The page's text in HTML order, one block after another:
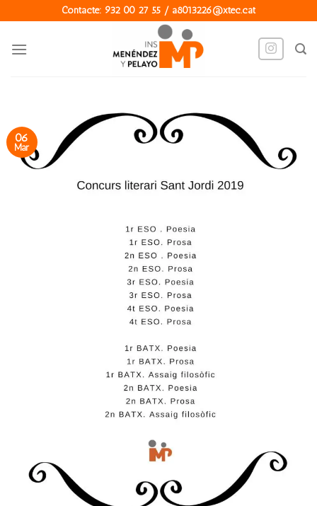
to
content
Contacte: 932 00 27 55 / a8013226@xtec.cat
06
Mar